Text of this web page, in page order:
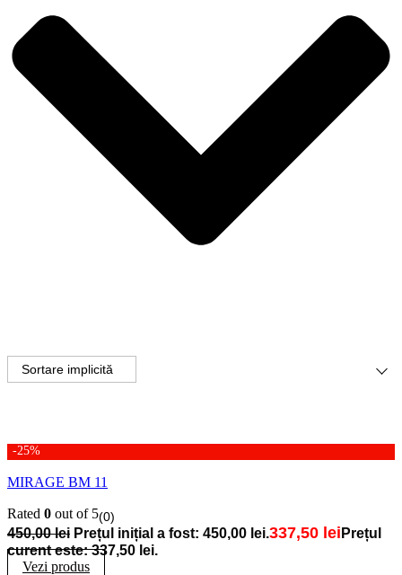
-25%
MIRAGE BM 11
Rated 0 out of 5(0)
450,00lei Prețul inițial a fost: 450,00 lei.337,50 lei Prețul
curent este: 337,50 lei.
Vezi produs